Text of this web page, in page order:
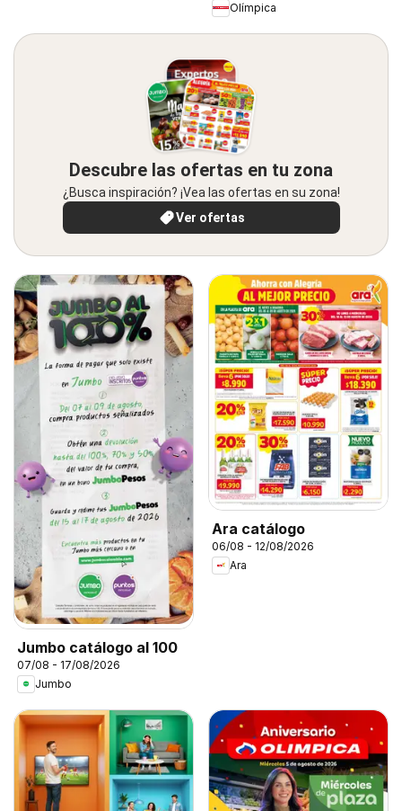
Olímpica
Descubre las ofertas en tu zona
¿Busca inspiración? ¡Vea las ofertas en su zona!
Ver ofertas
Jumbo catálogo al 100
07/08 - 17/08/2026
Jumbo
Ara catálogo
06/08 - 12/08/2026
Ara